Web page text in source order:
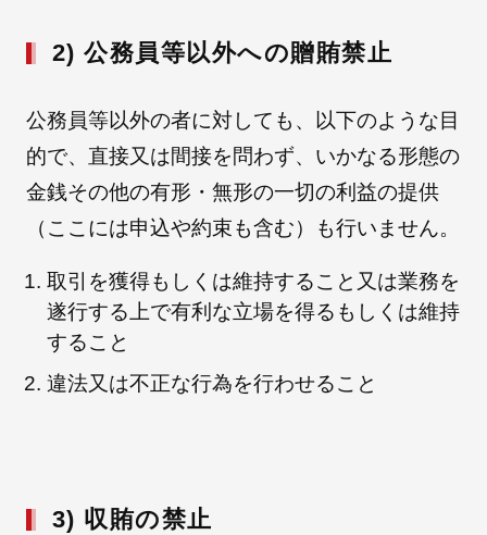
2) 公務員等以外への贈賄禁止
公務員等以外の者に対しても、以下のような目
的で、直接又は間接を問わず、いかなる形態の
金銭その他の有形・無形の一切の利益の提供
（ここには申込や約束も含む）も行いません。
取引を獲得もしくは維持すること又は業務を
遂行する上で有利な立場を得るもしくは維持
すること
違法又は不正な行為を行わせること
3) 収賄の禁止